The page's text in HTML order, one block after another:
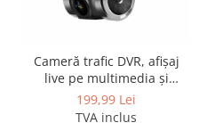
Cameră trafic DVR, afișaj
live pe multimedia și
înregistrare pe SD
199,99 Lei
TVA inclus